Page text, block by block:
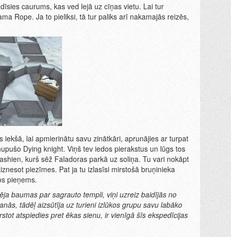
caurums, kas ved lejā uz cīņas vietu. Lai tur
Rope. Ja to pieliksi, tā tur paliks arī nakamajās reizēs,
iekšā, lai apmierinātu savu zinātkāri, aprunājies ar turpat
Dying knight. Viņš tev iedos pierakstus un lūgs tos
kurš sēž Faladoras parkā uz soliņa. Tu vari nokāpt
piezīmes. Pat ja tu izlasīsi mirstošā bruņinieka
pieņems.
baumas par sagrauto templi, viņi uzreiz baidījās no
tādēļ aizsūtīja uz turieni izlūkos grupu savu labāko
atspiedies pret ēkas sienu, ir vienīgā šīs ekspedīcijas